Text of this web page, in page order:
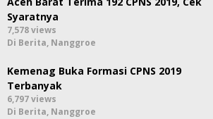
Syaratnya
7,578 views
Di Berita, Nanggroe
Kemenag Buka Formasi CPNS 2019
Terbanyak
6,797 views
Di Berita, Nanggroe